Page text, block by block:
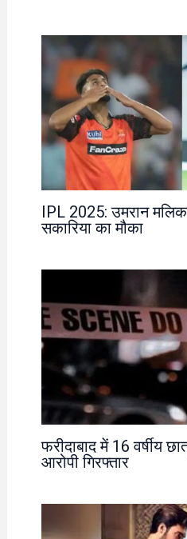
IPL 2025: उमरान
सकारिया का मौका
फरीदाबाद में 16 वर्षीय
आरोपी गिरफ्तार